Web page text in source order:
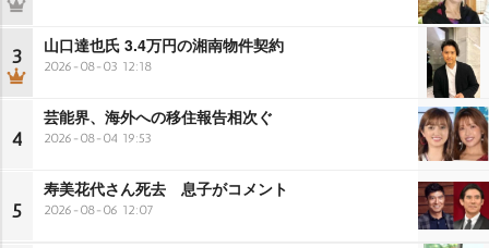
3 山口達也氏 3.4万円の湘南物件契約
2026-08-03 12:18
4
芸能界、海外への移住報告相次ぐ
2026-08-04 19:53
5
寿美花代さん死去 息子がコメント
2026-08-06 12:07